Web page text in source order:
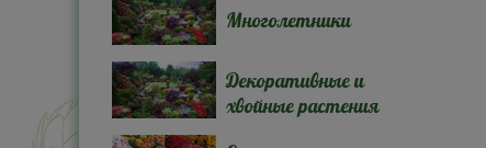
Многолетники
Декоративные и
хвойные растения